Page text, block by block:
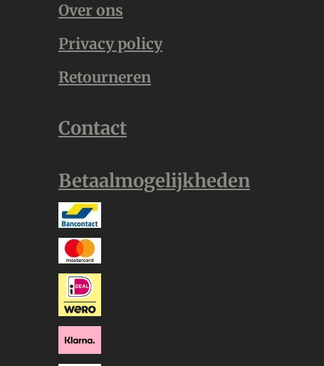
Over ons
Privacy policy
Retourneren
Contact
Betaalmogelijkheden